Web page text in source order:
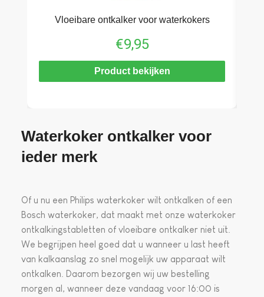
Vloeibare ontkalker voor waterkokers
€9,95
Product bekijken
Waterkoker ontkalker voor
ieder merk
Of u nu een Philips waterkoker wilt ontkalken of een
Bosch waterkoker, dat maakt met onze waterkoker
ontkalkingstabletten of vloeibare ontkalker niet uit.
We begrijpen heel goed dat u wanneer u last heeft
van kalkaanslag zo snel mogelijk uw apparaat wilt
ontkalken. Daarom bezorgen wij uw bestelling
morgen al, wanneer deze vandaag voor 16:00 is